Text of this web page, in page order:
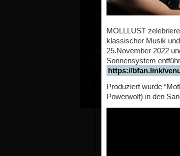
MOLLLUST
klassischer Musik
25.November 2022
Sonnensystem
https://bfan.link/
Produziert wurde
Powerwolf) in den